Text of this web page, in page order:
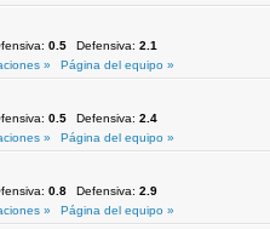
0.5 Defensiva: 2.1
»
Página del equipo »
0.5 Defensiva: 2.4
»
Página del equipo »
0.8 Defensiva: 2.9
»
Página del equipo »